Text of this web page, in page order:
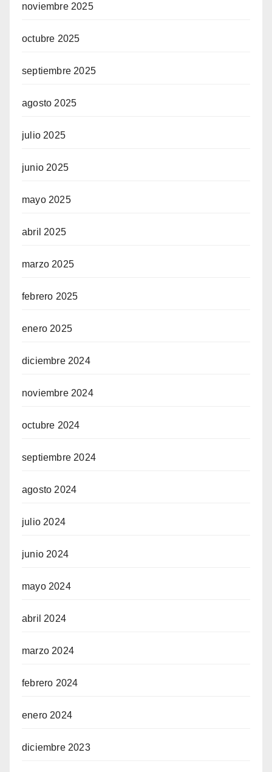
noviembre 2025
octubre 2025
septiembre 2025
agosto 2025
julio 2025
junio 2025
mayo 2025
abril 2025
marzo 2025
febrero 2025
enero 2025
diciembre 2024
noviembre 2024
octubre 2024
septiembre 2024
agosto 2024
julio 2024
junio 2024
mayo 2024
abril 2024
marzo 2024
febrero 2024
enero 2024
diciembre 2023